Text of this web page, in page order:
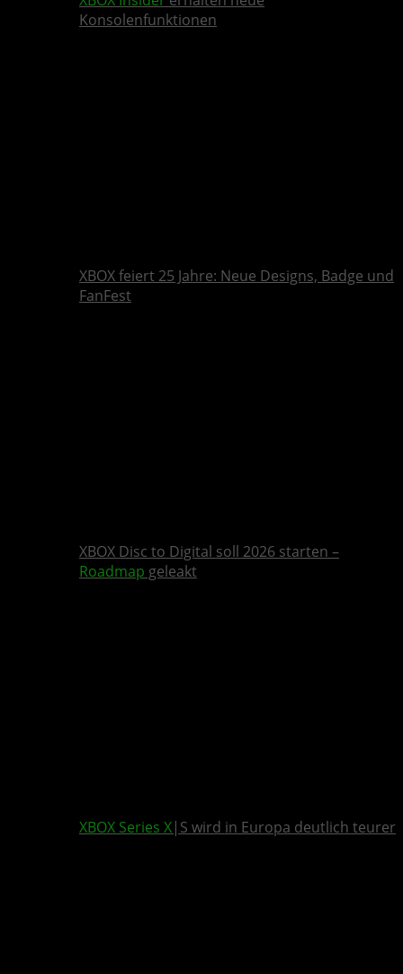
Konsolenfunktionen
XBOX feiert 25 Jahre: Neue Designs, Badge und
FanFest
XBOX Disc to Digital soll 2026 starten –
Roadmap geleakt
XBOX Series X|S wird in Europa deutlich teurer